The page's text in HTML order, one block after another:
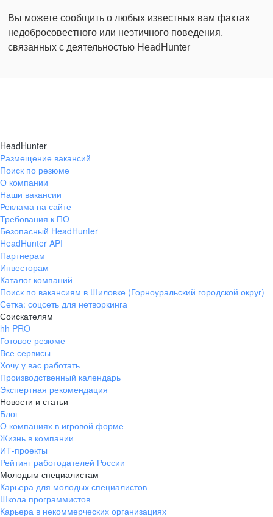
Вы можете сообщить о любых известных вам фактах
недобросовестного или неэтичного поведения,
связанных с деятельностью HeadHunter
HeadHunter
Размещение вакансий
Поиск по резюме
О компании
Наши вакансии
Реклама на сайте
Требования к ПО
Безопасный HeadHunter
HeadHunter API
Партнерам
Инвесторам
Каталог компаний
Поиск по вакансиям в Шиловке (Горноуральский городской округ)
Сетка: соцсеть для нетворкинга
Соискателям
hh PRO
Готовое резюме
Все сервисы
Хочу у вас работать
Производственный календарь
Экспертная рекомендация
Новости и статьи
Блог
О компаниях в игровой форме
Жизнь в компании
ИТ-проекты
Рейтинг работодателей России
Молодым специалистам
Карьера для молодых специалистов
Школа программистов
Карьера в некоммерческих организациях